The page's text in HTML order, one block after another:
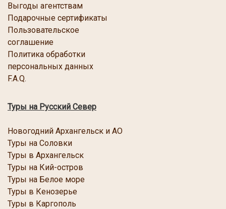
Выгоды агентствам
Подарочные сертификаты
Пользовательское
соглашение
Политика обработки
персональных данных
F.A.Q.
Туры на Русский Север
Новогодний Архангельск и АО
Туры на Соловки
Туры в Архангельск
Туры на Кий-остров
Туры на Белое море
Туры в Кенозерье
Туры в Каргополь